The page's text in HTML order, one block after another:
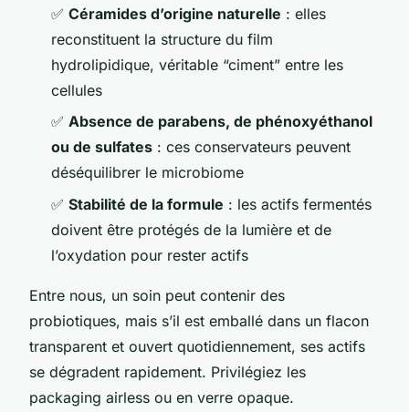
✅ Céramides d’origine naturelle : elles
reconstituent la structure du film
hydrolipidique, véritable “ciment” entre les
cellules
✅ Absence de parabens, de phénoxyéthanol
ou de sulfates : ces conservateurs peuvent
déséquilibrer le microbiome
✅ Stabilité de la formule : les actifs fermentés
doivent être protégés de la lumière et de
l’oxydation pour rester actifs
Entre nous, un soin peut contenir des
probiotiques, mais s’il est emballé dans un flacon
transparent et ouvert quotidiennement, ses actifs
se dégradent rapidement. Privilégiez les
packaging airless ou en verre opaque.